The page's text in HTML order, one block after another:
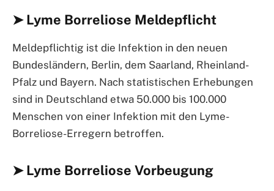
➤ Lyme Borreliose Meldepflicht
Meldepflichtig ist die Infektion in den neuen
Bundesländern, Berlin, dem Saarland, Rheinland-
Pfalz und Bayern. Nach statistischen Erhebungen
sind in Deutschland etwa 50.000 bis 100.000
Menschen von einer Infektion mit den Lyme-
Borreliose-Erregern betroffen.
➤ Lyme Borreliose Vorbeugung